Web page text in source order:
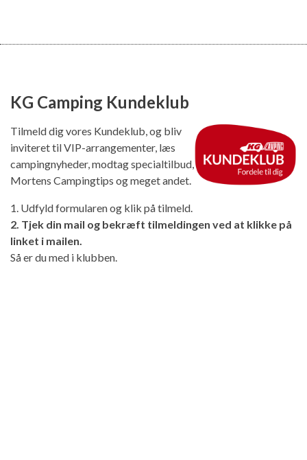
KG Camping Kundeklub
Tilmeld dig vores Kundeklub, og bliv
inviteret til VIP-arrangementer, læs
campingnyheder, modtag specialtilbud,
Mortens Campingtips og meget andet.
1. Udfyld formularen og klik på tilmeld.
2. Tjek din mail og bekræft tilmeldingen ved at klikke på
linket i mailen.
Så er du med i klubben.